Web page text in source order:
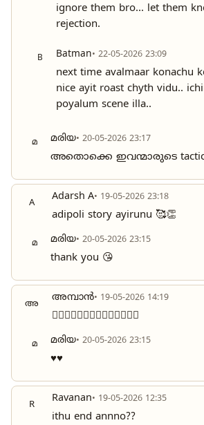
ignore them bro... let them
rejection.
B Batman• 22-05-2026 23:09
next time avalmaar konachu
nice ayit roast chyth vidu..
poyalum scene illa..
മ മരിയ• 20-05-2026 23:17
അതൊക്കെ ഇവന്മാരുടെ
A Adarsh A• 19-05-2026 23:18
adipoli story ayirunu 🥰👏
മ മരിയ• 20-05-2026 23:15
thank you 😘
അ അമ്പാൻ• 19-05-2026 14:19
❤️‍🔥❤️‍🔥❤️‍🔥❤️‍🔥❤️‍🔥❤️‍🔥❤️‍🔥
മ മരിയ• 20-05-2026 23:15
♥️♥️
R Ravanan• 19-05-2026 12:35
ithu end annno??